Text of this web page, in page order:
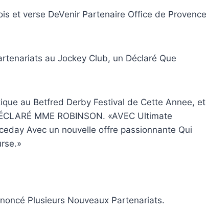
et verse DeVenir Partenaire Office de Provence
au Jockey Club, un Déclaré Que
au Betfred Derby Festival de Cette Annee, et
MME ROBINSON. «AVEC Ultimate
Avec un nouvelle offre passionnante Qui
Plusieurs Nouveaux Partenariats.